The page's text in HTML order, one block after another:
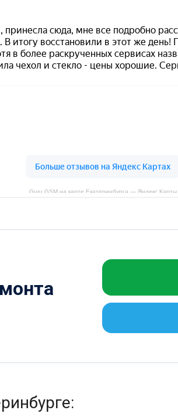
Guru GSM на карте Екатеринбурга — Яндекс Карты